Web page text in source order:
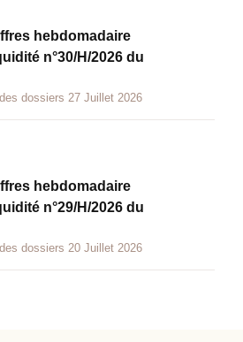
hebdomadaire
n°30/H/2026 du
dossiers 27 Juillet 2026
hebdomadaire
n°29/H/2026 du
dossiers 20 Juillet 2026